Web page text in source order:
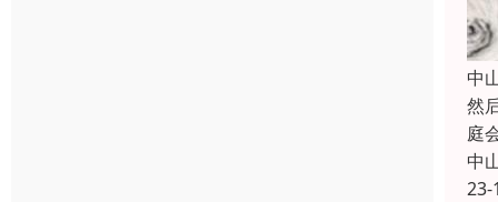
中
然
庭
中
23-